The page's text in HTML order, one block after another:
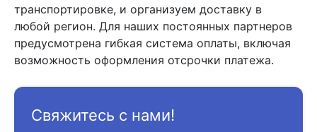
транспортировке, и организуем доставку в
любой регион. Для наших постоянных партнеров
предусмотрена гибкая система оплаты, включая
возможность оформления отсрочки платежа.
Свяжитесь с нами!